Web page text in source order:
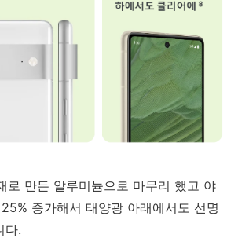
로 만든 알루미늄으로 마무리 했고 야
증가해서 태양광 아래에서도 선명
다.